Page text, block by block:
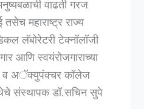
वाढती गरज
तसेच महाराष्ट्र राज्य
लॅबोरेटरी टेक्नॉलॉजी
आणि स्वयंरोजगाराच्या
व अॅक्युपंक्चर कॉलेज
संस्थापक डॉ.सचिन सुपे